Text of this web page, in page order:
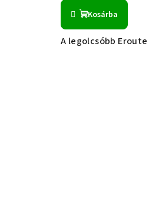
Kosárba
A legolcsóbb